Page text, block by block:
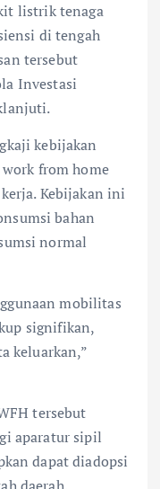
listrik tenaga
di tengah
tersebut
Investasi
kebijakan
from home
Kebijakan ini
bahan
normal
mobilitas
signifikan,
keluarkan,”
tersebut
aparatur sipil
dapat diadopsi